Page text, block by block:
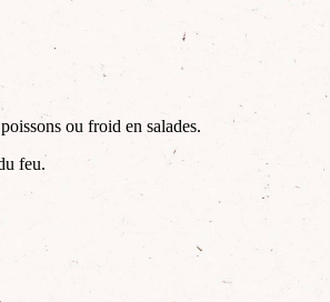
ou froid en salades.
feu.